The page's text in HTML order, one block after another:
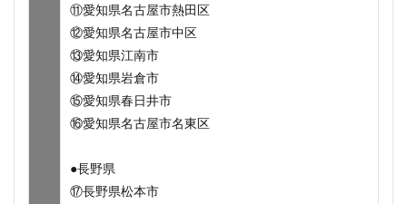
⑪愛知県名古屋市熱田区
⑫愛知県名古屋市中区
⑬愛知県江南市
⑭愛知県岩倉市
⑮愛知県春日井市
⑯愛知県名古屋市名東区
●長野県
⑰長野県松本市